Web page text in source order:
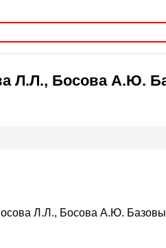
Л.Л., Босова А.Ю.
Л.Л., Босова А.Ю.